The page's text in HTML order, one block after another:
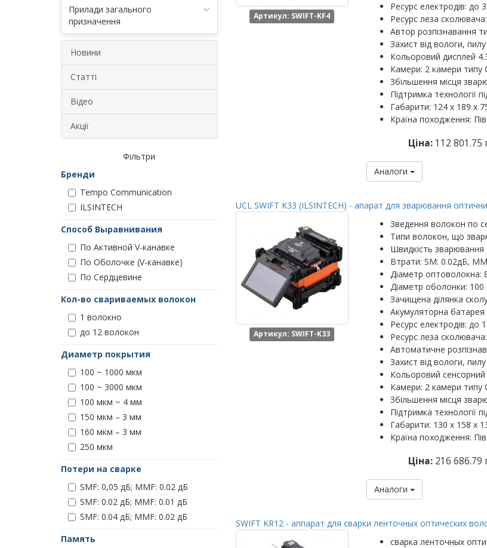
Прилади загального
призначення
Новини
Статті
Відео
Акції
Фільтри
Бренди
Tempo Communication
ILSINTECH
Способ Выравнивания
По Активной V-канавке
По Оболочке (V-канавке)
По Сердцевине
Кол-во свариваемых волокон
1 волокно
до 12 волокон
Диаметр покрытия
100 ~ 1000 мкм
100 ~ 3000 мкм
100 мкм ~ 4 мм
150 мкм – 3 мм
160 мкм – 3 мм
250 мкм
Потери на сварке
SMF: 0,05 дБ; MMF: 0.02 дБ
SMF: 0.02 дБ; MMF: 0.01 дБ
SMF: 0.04 дБ; MMF: 0.02 дБ
Память
Артикул: SWIFT-KF4
Ресурс електродів: до
Ресурс леза
Автор розпізнавання
Захист від вологи, пилу
Кольоровий дисплей
Камери: 2 камери типу
Збільшення місця
Підтримка технології
Габарити: 124 х 189 х
Країна походження:
Ціна: 112 801.75
Аналоги
UCL SWIFT K33 (ILSINTECH) - апарат для зварювання
Артикул: SWIFT-K33
Зведення волокон по
Типи волокон, що
Швидкість зварювання
Втрати: SM: 0.02дБ,
Діаметр оптоволокна:
Діаметр оболонки:
Зачищена ділянка
Акумуляторна батарея
Ресурс електродів: до
Ресурс леза
Автоматичне
Захист від вологи, пилу
Кольоровий
Камери: 2 камери типу
Збільшення місця
Підтримка технології
Габарити: 130 х 158 х
Країна походження:
Ціна: 216 686.79
Аналоги
SWIFT KR12 - аппарат для сварки ленточных оптических
сварка ленточных